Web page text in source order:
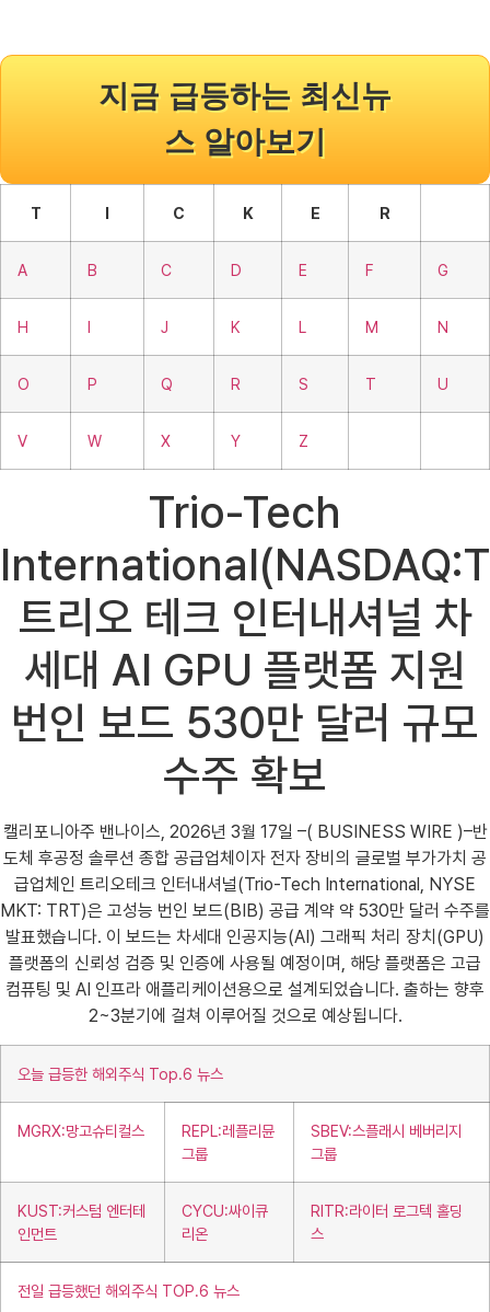
지금 급등하는 최신뉴
스 알아보기
T I C K E R
A B C D E F G
H I J K L M N
O P Q R S T U
V W X Y Z
Trio-Tech
트리오 테크 인터내셔널 차
세대 AI GPU 플랫폼 지원
번인 보드 530만 달러 규모
수주 확보
캘리포니아주 밴나이스, 2026년 3월 17일 –( BUSINESS WIRE )–반
도체 후공정 솔루션 종합 공급업체이자 전자 장비의 글로벌 부가가치 공
급업체인 트리오테크 인터내셔널(Trio-Tech International, NYSE
MKT: TRT)은 고성능 번인 보드(BIB) 공급 계약 약 530만 달러 수주를
발표했습니다. 이 보드는 차세대 인공지능(AI) 그래픽 처리 장치(GPU)
플랫폼의 신뢰성 검증 및 인증에 사용될 예정이며, 해당 플랫폼은 고급
컴퓨팅 및 AI 인프라 애플리케이션용으로 설계되었습니다. 출하는 향후
2~3분기에 걸쳐 이루어질 것으로 예상됩니다.
오늘 급등한 해외주식 Top.6 뉴스
MGRX:망고슈티컬스
REPL:레플리뮨
그룹
SBEV:스플래시 베버리지
그룹
KUST:커스텀 엔터테
인먼트
CYCU:싸이큐
리온
RITR:라이터 로그텍 홀딩
스
전일 급등했던 해외주식 TOP.6 뉴스